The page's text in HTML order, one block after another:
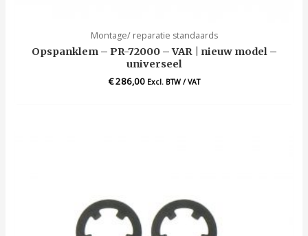
Montage/ reparatie standaards
Opspanklem – PR-72000 – VAR | nieuw model –
universeel
€286,00 Excl. BTW / VAT